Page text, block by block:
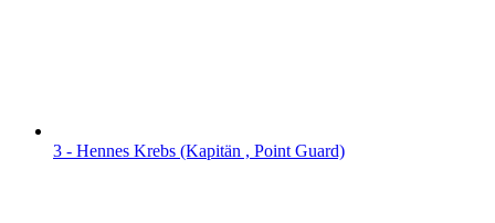
3 - Hennes Krebs (Kapitän , Point Guard)